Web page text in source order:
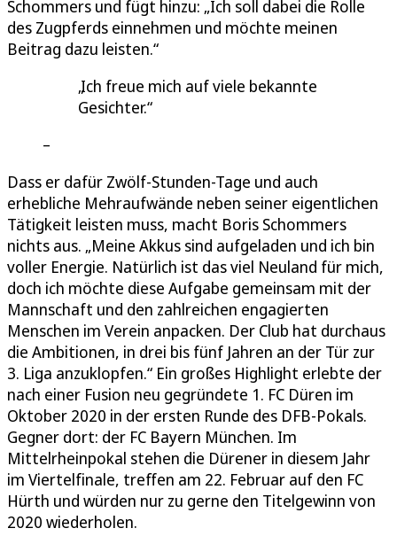
Schommers und fügt hinzu: „Ich soll dabei die Rolle
des Zugpferds einnehmen und möchte meinen
Beitrag dazu leisten.“
Ich freue mich auf viele bekannte
Gesichter.
Dass er dafür Zwölf-Stunden-Tage und auch
erhebliche Mehraufwände neben seiner eigentlichen
Tätigkeit leisten muss, macht Boris Schommers
nichts aus. „Meine Akkus sind aufgeladen und ich bin
voller Energie. Natürlich ist das viel Neuland für mich,
doch ich möchte diese Aufgabe gemeinsam mit der
Mannschaft und den zahlreichen engagierten
Menschen im Verein anpacken. Der Club hat durchaus
die Ambitionen, in drei bis fünf Jahren an der Tür zur
3. Liga anzuklopfen.“ Ein großes Highlight erlebte der
nach einer Fusion neu gegründete 1. FC Düren im
Oktober 2020 in der ersten Runde des DFB-Pokals.
Gegner dort: der FC Bayern München. Im
Mittelrheinpokal stehen die Dürener in diesem Jahr
im Viertelfinale, treffen am 22. Februar auf den FC
Hürth und würden nur zu gerne den Titelgewinn von
2020 wiederholen.